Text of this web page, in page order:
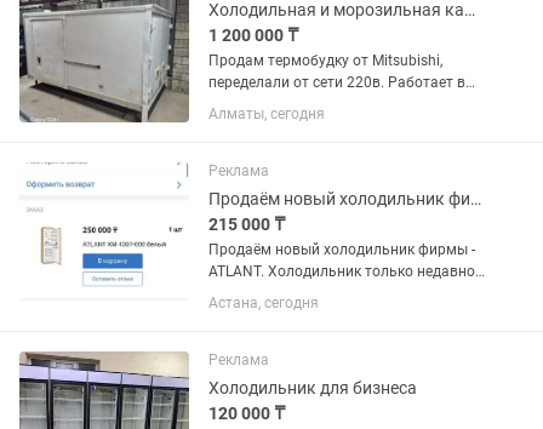
Холодильная и морозильная камера
1 200 000 ₸
Продам термобудку от Mitsubishi,
переделали от сети 220в. Работает в
двух вариантах как плюсовой
холодильник и минусовой
Ауэзовский район, мкр.Достык. Выше
Кар сити....
Алматы, сегодня
Реклама
Продаём новый холодильник фирмы - ATLANT.
215 000 ₸
Продаём новый холодильник фирмы -
ATLANT. Холодильник только недавно
купили. Продаём, в связи с тем что не
подошёл по размеру. Холодильник
установки в кухонный...
Астана, сегодня
Реклама
Холодильник для бизнеса
120 000 ₸